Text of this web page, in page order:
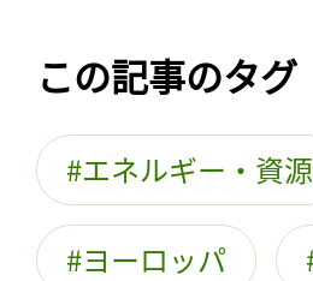
この記事のタグ
エネルギー・資源
ヨーロッパ